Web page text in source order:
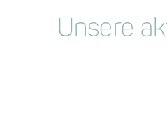
Unsere